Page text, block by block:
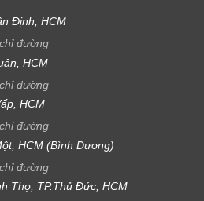
Định, HCM
chỉ đường
HCM
chỉ đường
HCM
chỉ đường
HCM (Bình Dương)
chỉ đường
Thọ, TP.Thủ Đức, HCM